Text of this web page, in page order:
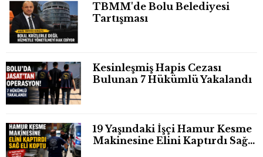
TBMM'de Bolu Belediyesi
Tartışması
Kesinleşmiş Hapis Cezası
Bulunan 7 Hükümlü Yakalandı
19 Yaşındaki İşçi Hamur Kesme
Makinesine Elini Kaptırdı Sağ